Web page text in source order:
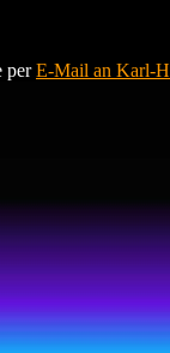
perE-Mail an Karl-